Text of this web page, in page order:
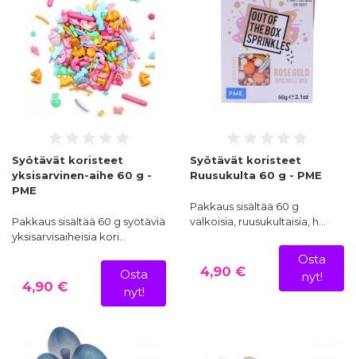
Syötävät koristeet
yksisarvinen-aihe 60 g -
PME
Pakkaus sisältää 60 g syötäviä
yksisarvisaiheisia kori…
4,90 €
Osta
nyt!
Syötävät koristeet
Ruusukulta 60 g - PME
Pakkaus sisältää 60 g
valkoisia, ruusukultaisia, h…
4,90 €
Osta
nyt!